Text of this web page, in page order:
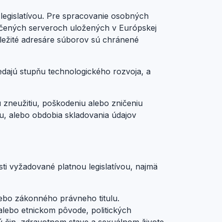
Pre spracovanie osobných
serveroch uložených v Európskej
adresáre súborov sú chránené
stupňu technologického rozvoja, a
poškodeniu alebo zničeniu
alebo obdobia skladovania údajov
vyžadované platnou legislatívou, najmä
zákonného právneho titulu.
etnickom pôvode, politických